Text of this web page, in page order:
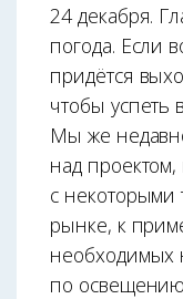
24 декабря.
погода. Если
придётся
чтобы успеть
Мы же
над проектом,
с некоторыми
рынке, к
необходимых
по